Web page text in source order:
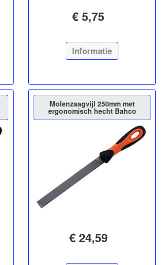
€ 5,75
Informatie
Molenzaagvijl 250mm met
ergonomisch hecht Bahco
€ 24,59